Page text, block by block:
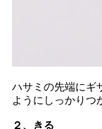
ハサミの先端にギ
ようにしっかりつ
２、きる